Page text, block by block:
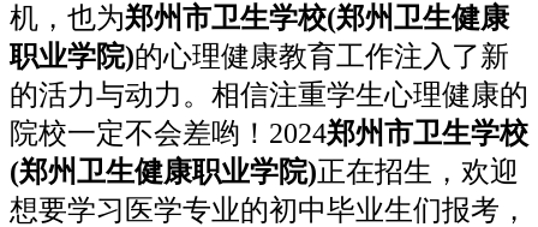
机，也为郑州市卫生学校(郑州卫生健康
职业学院)的心理健康教育工作注入了新
的活力与动力。相信注重学生心理健康的
院校一定不会差哟！2024郑州市卫生学校
(郑州卫生健康职业学院)正在招生，欢迎
想要学习医学专业的初中毕业生们报考，